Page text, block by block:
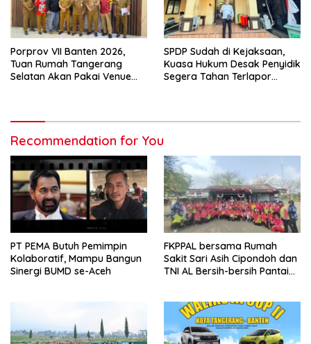
Porprov VII Banten 2026,
Tuan Rumah Tangerang
Selatan Akan Pakai Venue
SPDP Sudah di Kejaksaan,
Kuasa Hukum Desak Penyidik
Segera Tahan Terlapor
Recommendation for You
PT PEMA Butuh Pemimpin
Kolaboratif, Mampu Bangun
Sinergi BUMD se-Aceh
FKPPAL bersama Rumah
Sakit Sari Asih Cipondoh dan
TNI AL Bersih-bersih Pantai